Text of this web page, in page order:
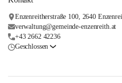
Enzenreitherstraße 100, 2640
verwaltung@gemeinde-enzenreith.at
+43 2662 42236
Geschlossen